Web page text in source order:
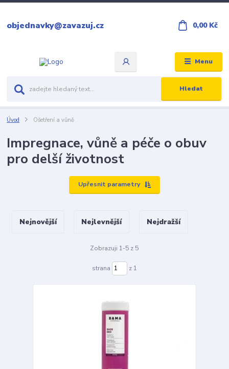
Menu
Hledat
objednavky@zavazuj.cz 0,00 Kč
Úvod Ošetření a vůně
Impregnace, vůně a péče o obuv
pro delší životnost
Upřesnit parametry
Nejnovější Nejlevnější Nejdražší
Zobrazuji 1-5 z 5
strana z 1